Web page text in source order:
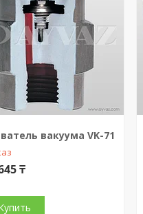
вакуума VK-71
₸